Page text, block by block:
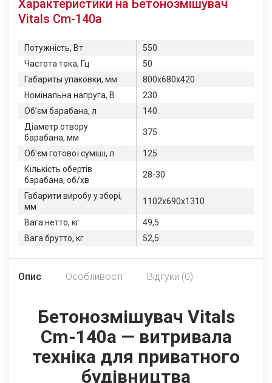
Характеристики на Бетонозмішувач
Vitals Cm-140a
Потужність, Вт
550
Частота тока, Гц
50
Габариты упаковки, мм
800x680x420
Номінальна напруга, В
230
Об’єм барабана, л
140
Діаметр отвору
барабана, мм
375
Об'єм готової суміші, л
125
Кількість обертів
барабана, об/хв
28-30
Габарити виробу у зборі,
мм
1102х690х1310
Вага нетто, кг
49,5
Вага брутто, кг
52,5
Опис Особливості Відгуки (0)
Бетонозмішувач Vitals
Cm-140a — витривала
техніка для приватного
будівництва